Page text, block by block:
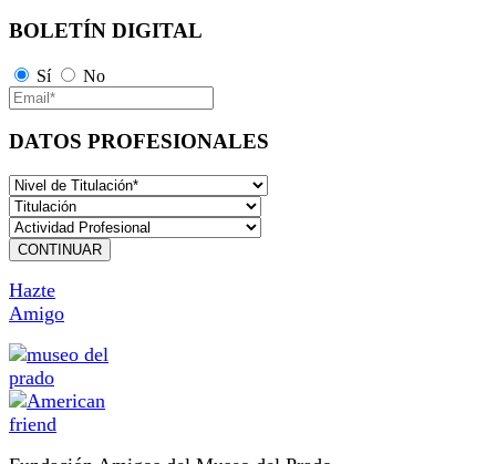
BOLETÍN DIGITAL
Sí No
DATOS PROFESIONALES
CONTINUAR
Hazte
Amigo